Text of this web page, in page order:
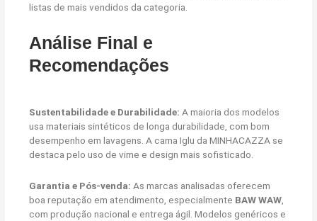
listas de mais vendidos da categoria.
Análise Final e
Recomendações
Sustentabilidade e Durabilidade: A maioria dos modelos
usa materiais sintéticos de longa durabilidade, com bom
desempenho em lavagens. A cama Iglu da MINHACAZZA se
destaca pelo uso de vime e design mais sofisticado.
Garantia e Pós-venda: As marcas analisadas oferecem
boa reputação em atendimento, especialmente BAW WAW
com produção nacional e entrega ágil. Modelos genéricos e